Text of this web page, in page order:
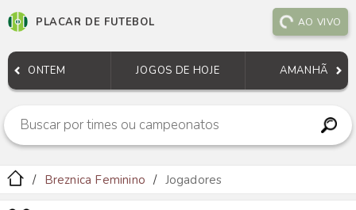
PLACAR DE FUTEBOL AO VIVO
ONTEM JOGOS DE HOJE AMANHÃ
Breznica Feminino Jogadores